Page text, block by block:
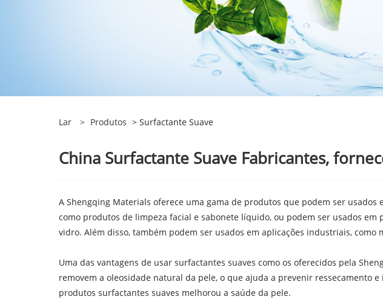
Lar > Produtos > Surfactante Suave
China Surfactante Suave Fabricantes,
A Shengqing Materials oferece uma gama de produtos que podem ser
como produtos de limpeza facial e sabonete líquido, ou podem ser usados
vidro. Além disso, também podem ser usados ​​em aplicações industriais,
Uma das vantagens de usar surfactantes suaves como os oferecidos pela
removem a oleosidade natural da pele, o que ajuda a prevenir ressecamento
produtos surfactantes suaves melhorou a saúde da pele.